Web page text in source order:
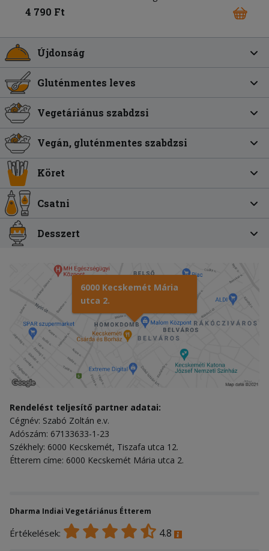
4 790 Ft
Újdonság
Gluténmentes leves
Vegetáriánus szabdzsi
Vegán, gluténmentes szabdzsi
Köret
Csatni
Desszert
6000 Kecskemét Mária
utca 2.
Rendelést teljesítő partner adatai:
Cégnév: Szabó Zoltán e.v.
Adószám: 67133633-1-23
Székhely: 6000 Kecskemét, Tiszafa utca 12.
Étterem címe: 6000 Kecskemét Mária utca 2.
Dharma Indiai Vegetáriánus Étterem
Értékelések: 4.8